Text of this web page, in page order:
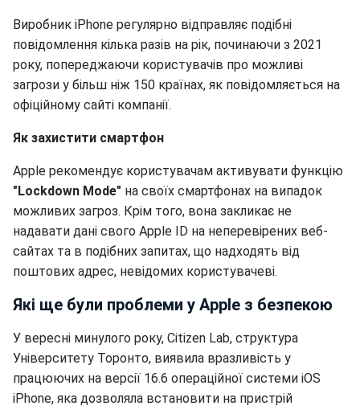
Виробник iPhone регулярно відправляє подібні
повідомлення кілька разів на рік, починаючи з 2021
року, попереджаючи користувачів про можливі
загрози у більш ніж 150 країнах, як повідомляється на
офіційному сайті компанії.
Як захистити смартфон
Apple рекомендує користувачам активувати функцію
"Lockdown Mode" на своїх смартфонах на випадок
можливих загроз. Крім того, вона закликає не
надавати дані свого Apple ID на неперевірених веб-
сайтах та в подібних запитах, що надходять від
поштових адрес, невідомих користувачеві.
Які ще були проблеми у Apple з безпекою
У вересні минулого року, Citizen Lab, структура
Університету Торонто, виявила вразливість у
працюючих на версії 16.6 операційної системи iOS
iPhone, яка дозволяла встановити на пристрій